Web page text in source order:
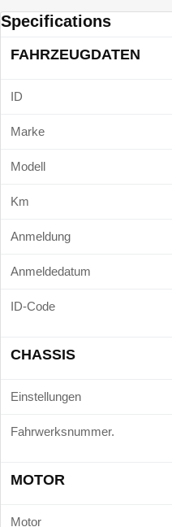
Specifications
FAHRZEUGDATEN
ID
Marke
Modell
Km
Anmeldung
Anmeldedatum
ID-Code
CHASSIS
Einstellungen
Fahrwerksnummer.
MOTOR
Motor